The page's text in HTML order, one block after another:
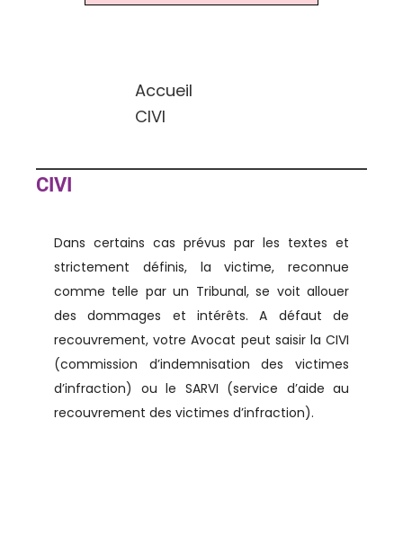
Accueil
CIVI
CIVI
Dans certains cas prévus par les textes et
strictement définis, la victime, reconnue
comme telle par un Tribunal, se voit allouer
des dommages et intérêts. A défaut de
recouvrement, votre Avocat peut saisir la CIVI
(commission d’indemnisation des victimes
d’infraction) ou le SARVI (service d’aide au
recouvrement des victimes d’infraction).